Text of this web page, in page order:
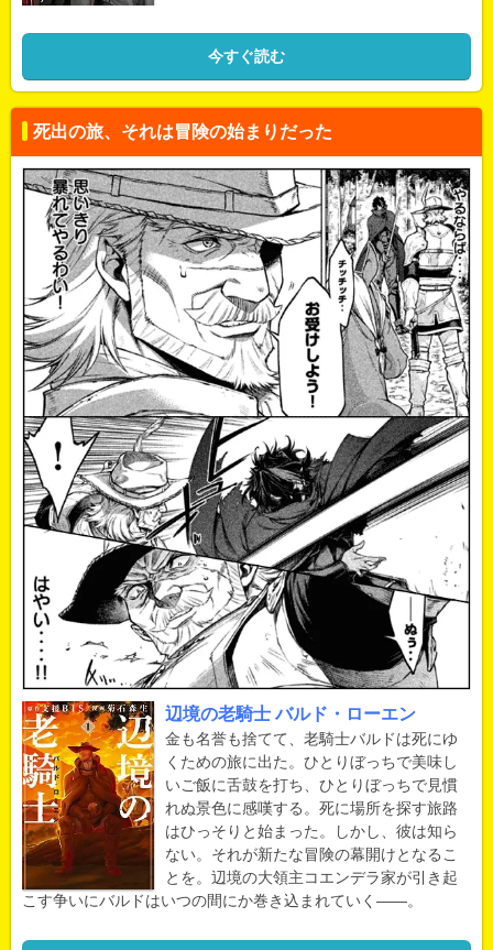
今すぐ読む
死出の旅、それは冒険の始まりだった
辺境の老騎士 バルド・ローエン
金も名誉も捨てて、老騎士バルドは死にゆ
くための旅に出た。ひとりぼっちで美味し
いご飯に舌鼓を打ち、ひとりぼっちで見慣
れぬ景色に感嘆する。死に場所を探す旅路
はひっそりと始まった。しかし、彼は知ら
ない。それが新たな冒険の幕開けとなるこ
とを。辺境の大領主コエンデラ家が引き起
こす争いにバルドはいつの間にか巻き込まれていく――。